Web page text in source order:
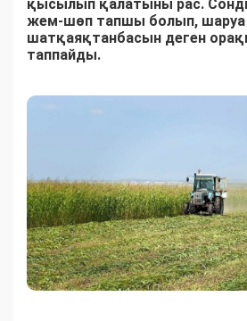
қысылып қалатыны рас.
жем-шөп тапшы болып, шаруа
шатқаяқтанбасын деген
таппайды.